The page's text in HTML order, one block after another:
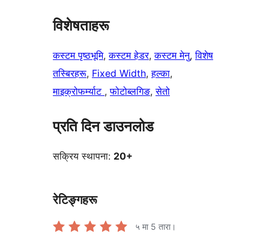
विशेषताहरू
कस्टम पृष्ठभूमि, कस्टम हेडर, कस्टम मेनु, विशेष
तस्बिरहरू, Fixed Width, हल्का
माइक्रोफर्म्याट , फोटोब्लगिङ, सेतो
प्रति दिन डाउनलोड
सक्रिय स्थापना: 20+
रेटिङ्गहरू
५ मा 5 तारा।